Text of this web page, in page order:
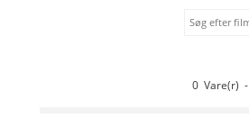
0 Vare(r) -